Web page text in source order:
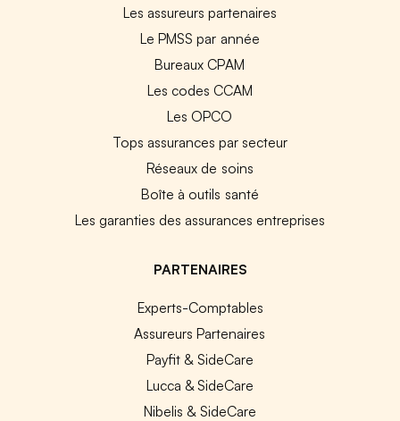
Les assureurs partenaires
Le PMSS par année
Bureaux CPAM
Les codes CCAM
Les OPCO
Tops assurances par secteur
Réseaux de soins
Boîte à outils santé
Les garanties des assurances entreprises
PARTENAIRES
Experts-Comptables
Assureurs Partenaires
Payfit & SideCare
Lucca & SideCare
Nibelis & SideCare